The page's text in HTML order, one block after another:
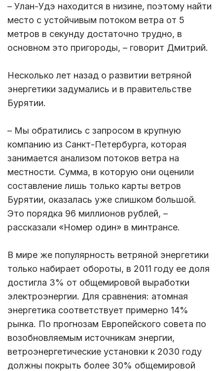
– Улан-Удэ находится в низине, поэтому найти
место с устойчивым потоком ветра от 5
метров в секунду достаточно трудно, в
основном это пригороды, – говорит Дмитрий.
Несколько лет назад о развитии ветряной
энергетики задумались и в правительстве
Бурятии.
– Мы обратились с запросом в крупную
компанию из Санкт-Петербурга, которая
занимается анализом потоков ветра на
местности. Сумма, в которую они оценили
составление лишь только карты ветров
Бурятии, оказалась уже слишком большой.
Это порядка 96 миллионов рублей, –
рассказали «Номер один» в минтрансе.
В мире же популярность ветряной энергетики
только набирает обороты, в 2011 году ее доля
достигла 3% от общемировой выработки
электроэнергии. Для сравнения: атомная
энергетика соответствует примерно 14%
рынка. По прогнозам Европейского совета по
возобновляемым источникам энергии,
ветроэнергетические установки к 2030 году
должны покрыть более 30% общемировой